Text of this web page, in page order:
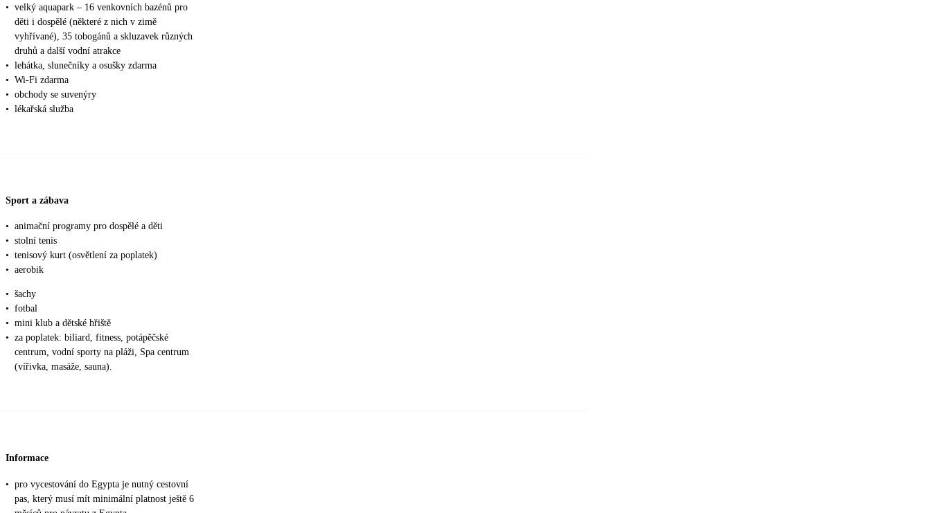
• velký aquapark – 16 venkovních bazénů pro
děti i dospělé (některé z nich v zimě
vyhřívané), 35 tobogánů a skluzavek různých
druhů a další vodní atrakce
• lehátka, slunečníky a osušky zdarma
• Wi-Fi zdarma
• obchody se suvenýry
• lékařská služba
Sport a zábava
• animační programy pro dospělé a děti
• stolní tenis
• tenisový kurt (osvětlení za poplatek)
• aerobik
• šachy
• fotbal
• mini klub a dětské hřiště
• za poplatek: biliard, fitness, potápěčské
centrum, vodní sporty na pláži, Spa centrum
(vířivka, masáže, sauna).
Informace
• pro vycestování do Egypta je nutný cestovní
pas, který musí mít minimální platnost ještě 6